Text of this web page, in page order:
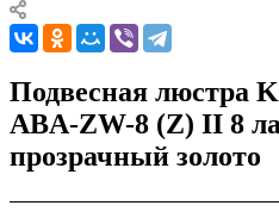
Подвесная люстра
ABA-ZW-8 (Z) II 8
прозрачный золото